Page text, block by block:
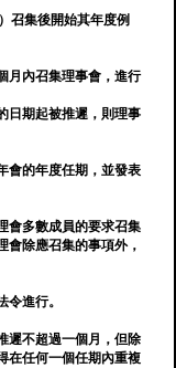
召集後開始其年度例
月內召集理事會，進行
日期起被推遲，則理事
會的年度任期，並發表
會多數成員的要求召集
會除應召集的事項外，
進行。
遲不超過一個月，但除
在任何一個任期內重複